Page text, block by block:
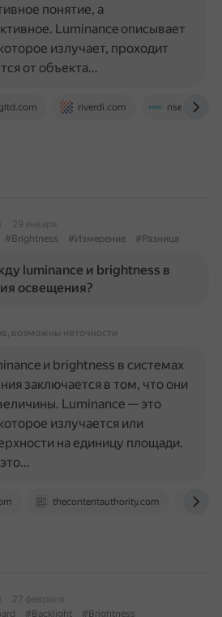
riverdi.com
понятие, а
Luminance описывает
излучает, проходит
от объекта…
29 января
#Brightness #Измерение #Разница
luminance и brightness в
освещения?
возможны неточности
thecontentauthority.com
и brightness в системах
заключается в том, что они
Luminance — это
излучается или
на единицу площади.
27 февраля
#Backlight
#Brightness